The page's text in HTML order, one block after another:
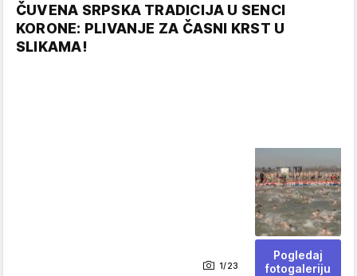
ČUVENA SRPSKA TRADICIJA U SENCI
KORONE: PLIVANJE ZA ČASNI KRST U
SLIKAMA!
1/23
Pogledaj
fotogaleriju